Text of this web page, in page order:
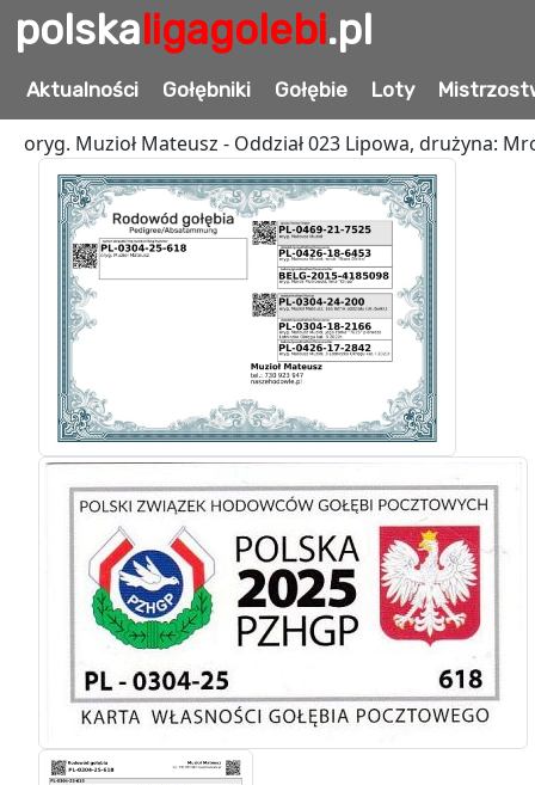
polskaligagolebi.pl
Aktualności Gołębniki Gołębie Loty
PL-0304-25-618
oryg. Muzioł Mateusz - Oddział 023 Lipowa, drużyna: